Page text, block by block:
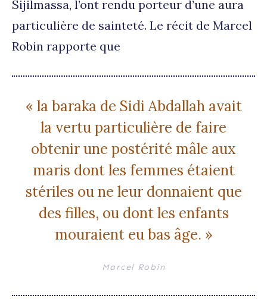
Sijilmassa, l’ont rendu porteur d’une aura
particulière de sainteté. Le récit de Marcel
Robin rapporte que
« la baraka de Sidi Abdallah avait
la vertu particulière de faire
obtenir une postérité mâle aux
maris dont les femmes étaient
stériles ou ne leur donnaient que
des filles, ou dont les enfants
mouraient eu bas âge. »
Marcel Robin